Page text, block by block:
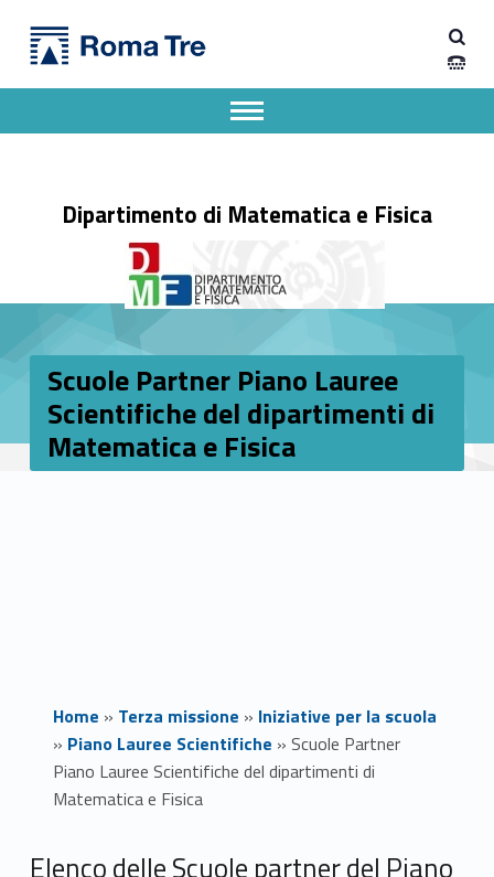
Scuole Partner Piano Lauree Scientifiche del dipartimenti di Matematica e Fisica - Dipartimento di Matematica e Fisica
Dipartimento di Matematica e Fisica dell'Università degli Studi Roma Tre
Dipartimento di Matematica e Fisica
Apri il menu secondario
Header info sidebar
Scuole Partner Piano Lauree
Scientifiche del dipartimenti di
Matematica e Fisica
Home » Terza missione » Iniziative per la scuola
» Piano Lauree Scientifiche » Scuole Partner
Piano Lauree Scientifiche del dipartimenti di
Matematica e Fisica
Elenco delle Scuole partner del Piano